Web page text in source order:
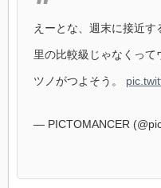
えーとな、週末に接近
里の比較級じゃなくって
ツノがつよそう。
— PICTOMANCER